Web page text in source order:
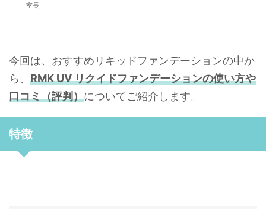
室長
今回は、おすすめリキッドファンデーションの中か
ら、 RMK UV リクイドファンデーションの使い方や
口コミ（評判）についてご紹介します。
特徴